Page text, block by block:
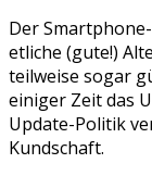
Der
etliche (gute!)
teilweise sogar
einiger Zeit das
Update-Politik
Kundschaft.